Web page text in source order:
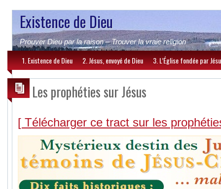
Existence de Dieu
Prouver Dieu par la raison – Trouver la vraie religion
1. Existence de Dieu 2. Jésus, envoyé de Dieu 3. L’Église fondée par
Les prophéties sur Jésus
[ Télécharger ce tract sur les